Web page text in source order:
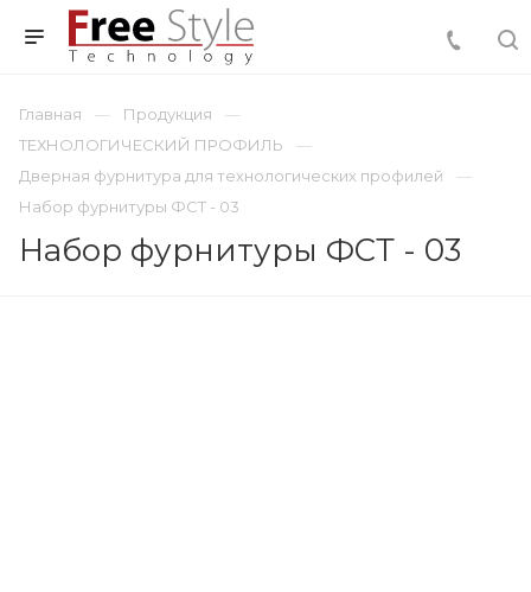
Главная
Продукция
ТЕХНОЛОГИЧЕСКИЙ ПРОФИЛЬ
Дверная фурнитура для технологических профилей
Набор фурнитуры ФСТ - 03
Набор фурнитуры ФСТ - 03